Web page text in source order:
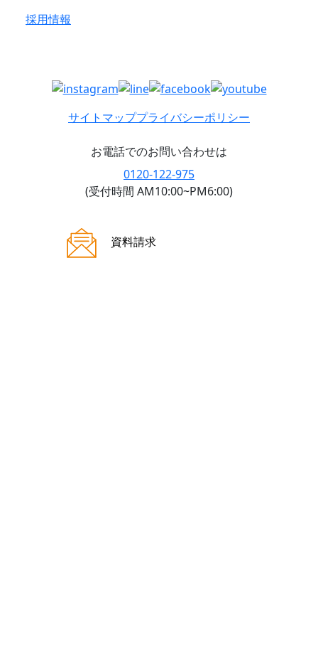
採用情報
サイトマッププライバシーポリシー
お電話でのお問い合わせは
0120-122-975
(受付時間 AM10:00~PM6:00)
資料請求